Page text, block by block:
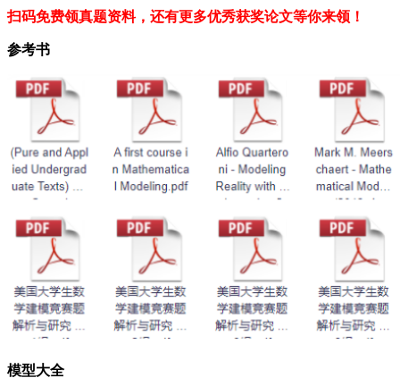
扫码免费领真题资料，还有更多优秀获奖论文等你来领！
参考书
模型大全